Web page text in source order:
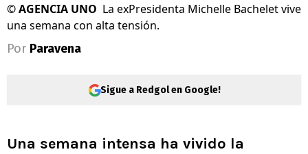
©AGENCIA UNO La exPresidenta Michelle Bachelet vive
una semana con alta tensión.
Por Paravena
Sigue a Redgol en Google!
Una semana intensa ha vivido la